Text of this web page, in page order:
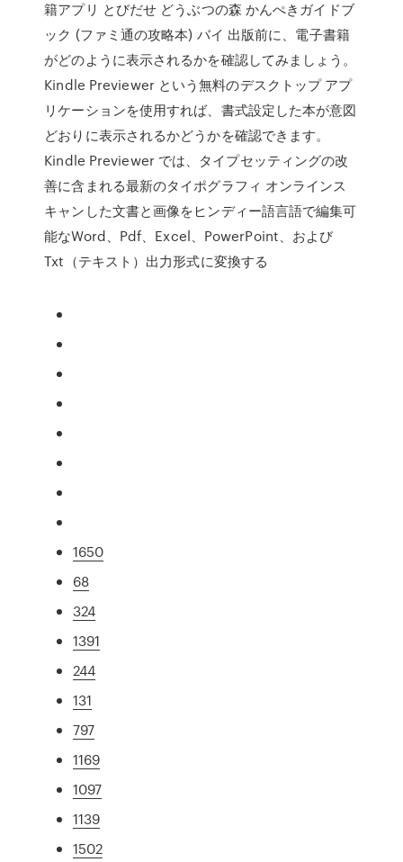
籍アプリ とびだせ どうぶつの森 かんぺきガイドブ
ック (ファミ通の攻略本) バイ 出版前に、電子書籍
がどのように表示されるかを確認してみましょう。
Kindle Previewer という無料のデスクトップ アプ
リケーションを使用すれば、書式設定した本が意図
どおりに表示されるかどうかを確認できます。
Kindle Previewer では、タイプセッティングの改
善に含まれる最新のタイポグラフィ オンラインス
キャンした文書と画像をヒンディー語言語で編集可
能なWord、Pdf、Excel、PowerPoint、および
Txt（テキスト）出力形式に変換する
1650
68
324
1391
244
131
797
1169
1097
1139
1502